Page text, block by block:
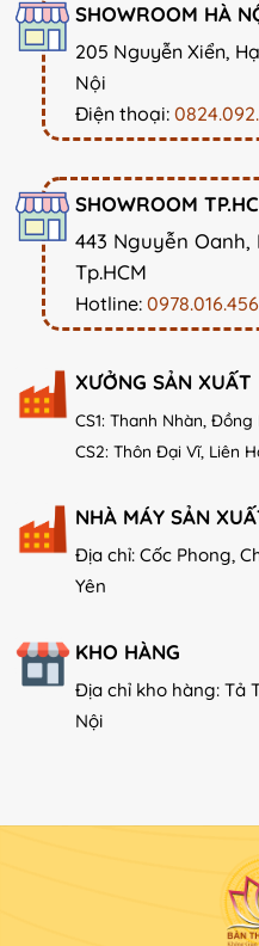
SHOWROOM HÀ
205 Nguyễn Xiển,
Nội
Điện thoại:
SHOWROOM
443 Nguyễn Oanh,
Tp.HCM
Hotline: 0978.016.456
XƯỞNG SẢN XUẤT
CS1: Thanh Nhàn,
CS2: Thôn Đại Vĩ, Liên
NHÀ MÁY SẢN
Địa chỉ: Cốc Phong,
Yên
KHO HÀNG
Địa chỉ kho hàng: Tả
Nội